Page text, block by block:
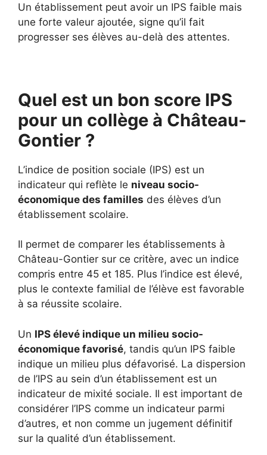
Un établissement peut avoir un IPS faible mais
une forte valeur ajoutée, signe qu’il fait
progresser ses élèves au-delà des attentes.
Quel est un bon score IPS
pour un collège à Château-
Gontier ?
L’indice de position sociale (IPS) est un
indicateur qui reflète le niveau socio-
économique des familles des élèves d’un
établissement scolaire.
Il permet de comparer les établissements à
Château-Gontier sur ce critère, avec un indice
compris entre 45 et 185. Plus l’indice est élevé,
plus le contexte familial de l’élève est favorable
à sa réussite scolaire.
Un IPS élevé indique un milieu socio-
économique favorisé, tandis qu’un IPS faible
indique un milieu plus défavorisé. La dispersion
de l’IPS au sein d’un établissement est un
indicateur de mixité sociale. Il est important de
considérer l’IPS comme un indicateur parmi
d’autres, et non comme un jugement définitif
sur la qualité d’un établissement.